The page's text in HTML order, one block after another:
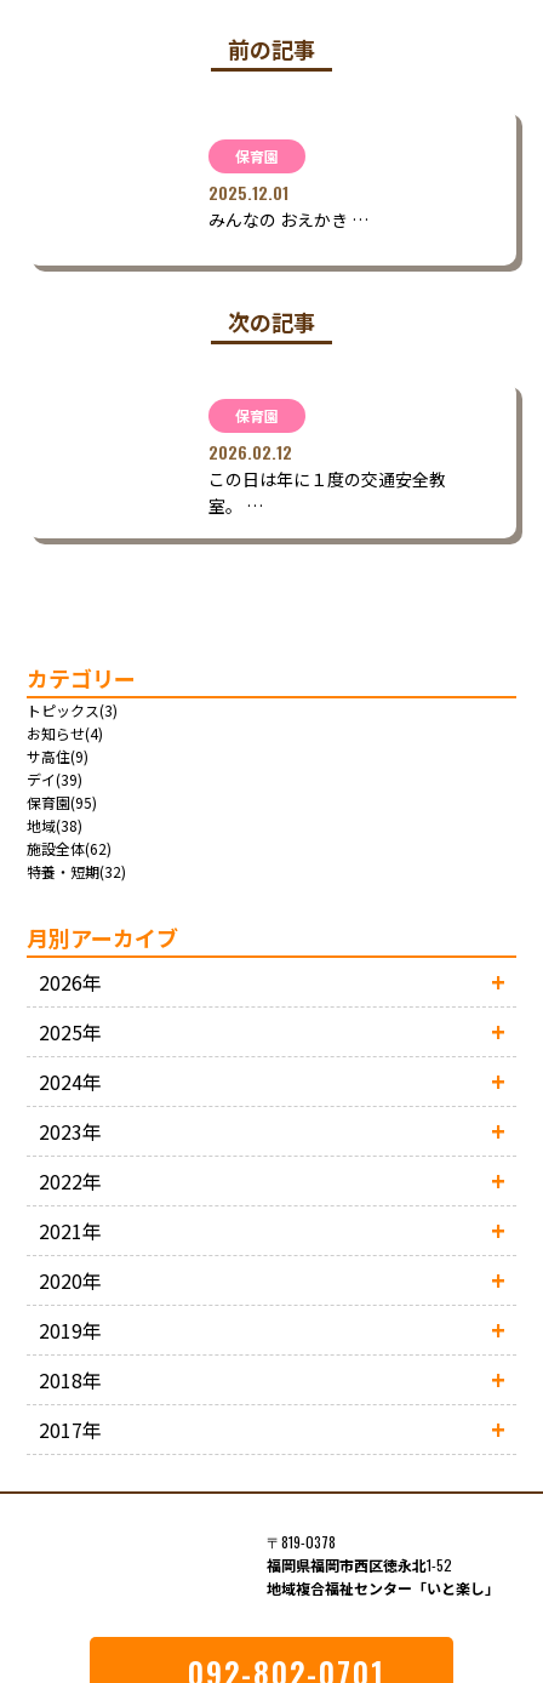
前の記事
保育園
2025.12.01
みんなの おえかき …
次の記事
保育園
2026.02.12
この日は年に１度の交通安全教
室。 …
カテゴリー
トピックス(3)
お知らせ(4)
サ高住(9)
デイ(39)
保育園(95)
地域(38)
施設全体(62)
特養・短期(32)
月別アーカイブ
2026年
2025年
2024年
2023年
2022年
2021年
2020年
2019年
2018年
2017年
〒819-0378
福岡県福岡市西区徳永北1-52
地域複合福祉センター「いと楽し」
092-802-0701